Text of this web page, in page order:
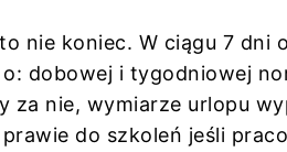
nie koniec. W ciągu 7
dobowej i tygodniowej
za nie, wymiarze urlopu
do szkoleń jeśli